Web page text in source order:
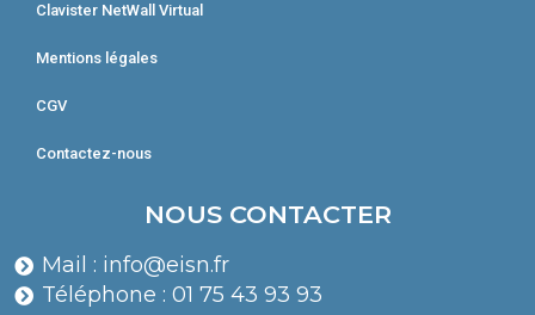
Clavister NetWall Virtual
Mentions légales
CGV
Contactez-nous
NOUS CONTACTER
Mail : info@eisn.fr
Téléphone : 01 75 43 93 93